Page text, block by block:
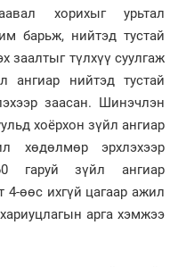
хорихыг урьтал
барьж, нийтэд тустай
заалтыг түлхүү суулгаж
ангиар нийтэд тустай
заасан. Шинэчлэн
хоёрхон зүйл ангиар
хөдөлмөр эрхлэхээр
гаруй зүйл ангиар
4-өөс ихгүй цагаар ажил
арга хэмжээ